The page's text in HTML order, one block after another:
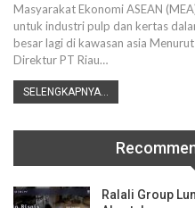
Masyarakat Ekonomi ASEAN
untuk industri pulp dan kertas
besar lagi di kawasan asia
Direktur PT Riau…
SELENGKAPNYA...
Ralali Group